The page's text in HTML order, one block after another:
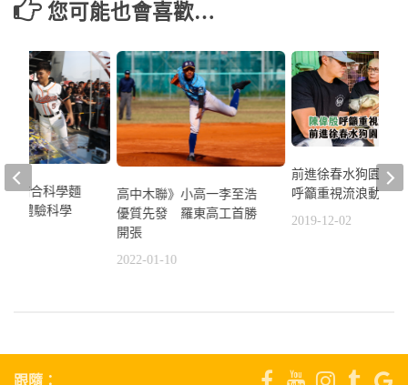
您可能也會喜歡…
高中木聯》小高一李至浩
優質先發 羅東高工首勝
開張
2022-01-10
前進徐春水狗園 陳
呼籲重視流浪動物
2019-12-02
獅結合科學麵
賞 體驗科學
跟隨：